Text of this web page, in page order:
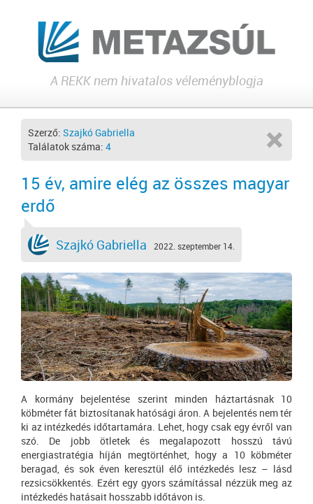
A REKK nem hivatalos véleményblogja
Szerző: Szajkó Gabriella
Találatok száma: 4
15 év, amire elég az összes magyar
erdő
Szajkó Gabriella 2022. szeptember 14.
A kormány bejelentése szerint minden háztartásnak 10
köbméter fát biztosítanak hatósági áron. A bejelentés nem tér
ki az intézkedés időtartamára. Lehet, hogy csak egy évről van
szó. De jobb ötletek és megalapozott hosszú távú
energiastratégia híján megtörténhet, hogy a 10 köbméter
beragad, és sok éven keresztül élő intézkedés lesz – lásd
rezsicsökkentés. Ezért egy gyors számítással nézzük meg az
intézkedés hatásait hosszabb időtávon is.